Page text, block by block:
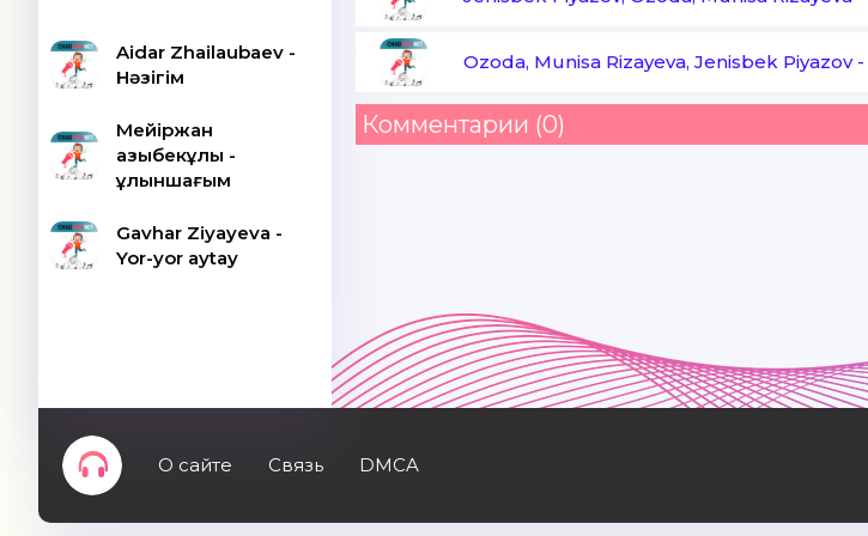
Aidar Zhailaubaev -
Нәзігім
Мейіржан
Қазыбекұлы -
Құлыншағым
Gavhar Ziyayeva -
Yor-yor aytay
Faqat oldinga yurar
Ozoda, Munisa Rizayeva, Jenisbek Piyazov-
Комментарии (0)
О сайте Связь DMCA